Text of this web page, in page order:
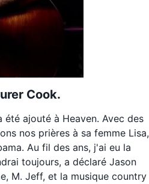
Cook.
ajouté à Heaven. Avec des
nos prières à sa femme Lisa,
Au fil des ans, j'ai eu la
toujours, a déclaré Jason
M. Jeff, et la musique country